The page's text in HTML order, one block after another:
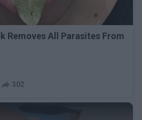
Removes All Parasites From
302